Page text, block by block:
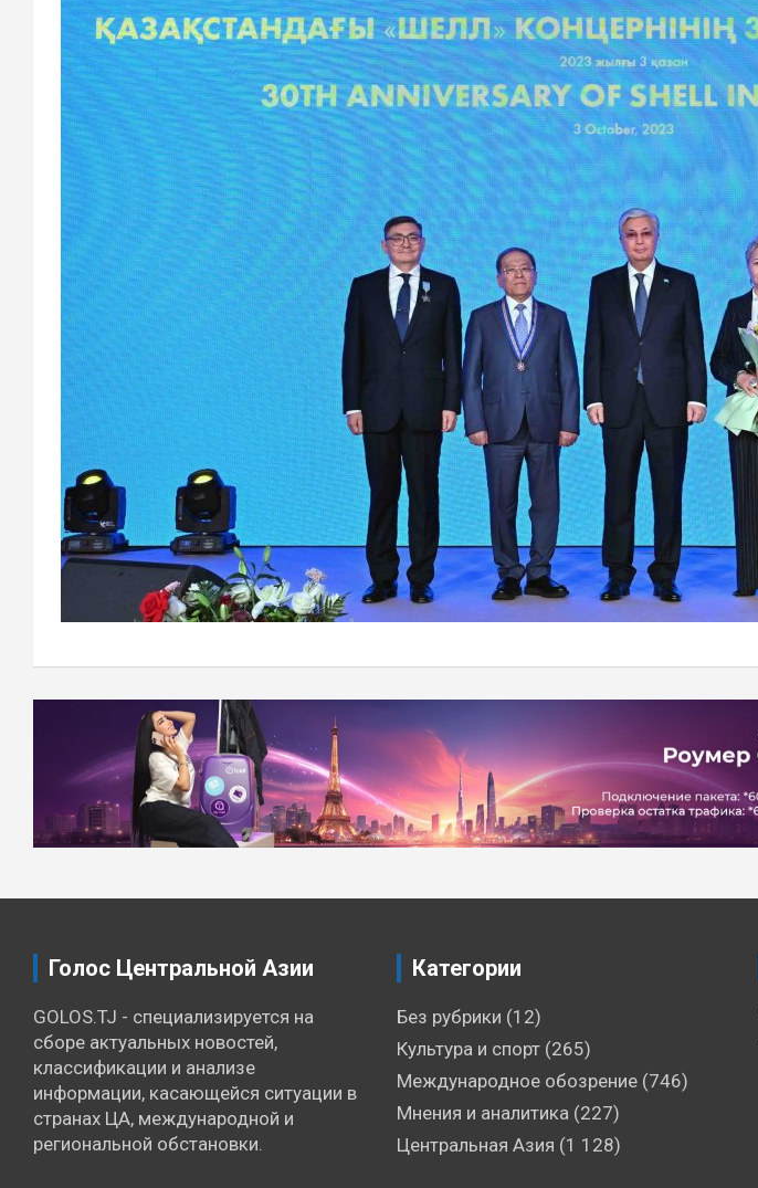
Навигация
записям
Голос Центральной Азии
GOLOS.TJ - специализируется на
сборе актуальных новостей,
классификации и анализе
информации, касающейся ситуации в
странах ЦА, международной и
региональной обстановки.
Категории
Без рубрики (12)
Культура и спорт(265)
Международное обозрение(746)
Мнения и аналитика (227)
Центральная Азия (1 128)